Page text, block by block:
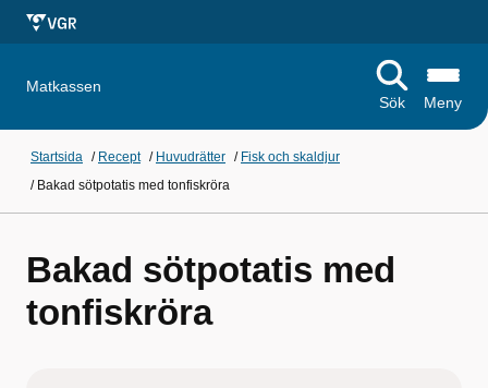
Matkassen
Sök
Meny
Startsida / Recept / Huvudrätter / Fisk och skaldjur
/ Bakad sötpotatis med tonfiskröra
Bakad sötpotatis med
tonfiskröra